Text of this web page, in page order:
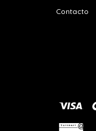
Contacto